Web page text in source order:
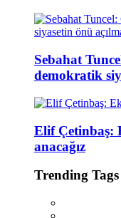
Sebahat
demokratik
Elif Çetinbaş:
anacağız
Trending Tags